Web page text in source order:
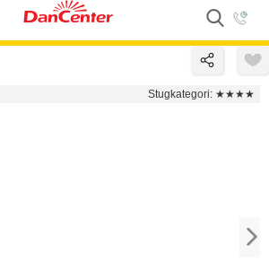
Stugkategori: ★★★★